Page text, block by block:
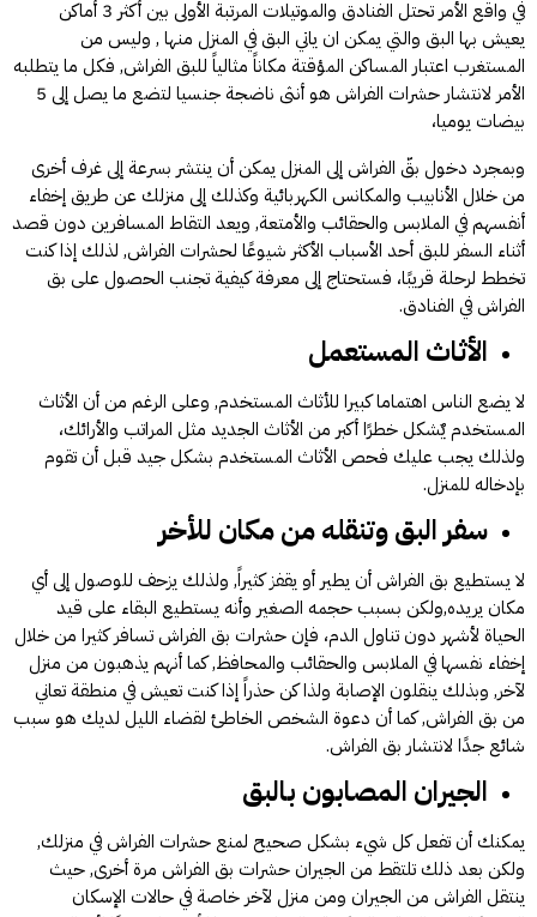
في واقع الأمر تحتل الفنادق والموتيلات المرتبة الأولى بين أكثر 3 أماكن
يعيش بها البق والتي يمكن ان ياتي البق في المنزل منها , وليس من
المستغرب اعتبار المساكن المؤقتة مكاناً مثالياً للبق الفراش, فكل ما يتطلبه
الأمر لانتشار حشرات الفراش هو أنثى ناضجة جنسيا لتضع ما يصل إلى 5
بيضات يوميا،
وبمجرد دخول بقّ الفراش إلى المنزل يمكن أن ينتشر بسرعة إلى غرف أخرى
من خلال الأنابيب والمكانس الكهربائية وكذلك إلى منزلك عن طريق إخفاء
أنفسهم في الملابس والحقائب والأمتعة, ويعد التقاط المسافرين دون قصد
أثناء السفر للبق أحد الأسباب الأكثر شيوعًا لحشرات الفراش, لذلك إذا كنت
تخطط لرحلة قريبًا، فستحتاج إلى معرفة كيفية تجنب الحصول على بق
الفراش في الفنادق.
الأثاث المستعمل
لا يضع الناس اهتماما كبيرا للأثاث المستخدم, وعلى الرغم من أن الأثاث
المستخدم يٌشكل خطرًا أكبر من الأثاث الجديد مثل المراتب والأرائك،
ولذلك يجب عليك فحص الأثاث المستخدم بشكل جيد قبل أن تقوم
بإدخاله للمنزل.
سفر البق وتنقله من مكان للأخر
لا يستطيع بق الفراش أن يطير أو يقفز كثيراً, ولذلك يزحف للوصول إلى أي
مكان يريده,ولكن بسبب حجمه الصغير وأنه يستطيع البقاء على قيد
الحياة لأشهر دون تناول الدم، فإن حشرات بق الفراش تسافر كثيرا من خلال
إخفاء نفسها في الملابس والحقائب والمحافظ, كما أنهم يذهبون من منزل
لآخر, وبذلك ينقلون الإصابة ولذا كن حذراً إذا كنت تعيش في منطقة تعاني
من بق الفراش, كما أن دعوة الشخص الخاطئ لقضاء الليل لديك هو سبب
شائع جدًا لانتشار بق الفراش.
الجيران المصابون بالبق
يمكنك أن تفعل كل شيء بشكل صحيح لمنع حشرات الفراش في منزلك,
ولكن بعد ذلك تلتقط من الجيران حشرات بق الفراش مرة أخرى, حيث
ينتقل الفراش من الجيران ومن منزل لآخر خاصة في حالات الإسكان